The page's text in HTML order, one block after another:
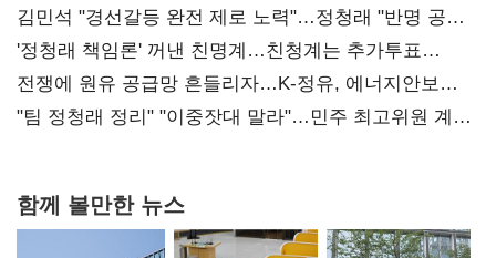
김민석 "경선갈등 완전 제로 노력"…정청래 "반명 공세
사과부터"
'정청래 책임론' 꺼낸 친명계…친청계는 추가투표
때리기
전쟁에 원유 공급망 흔들리자…K-정유, 에너지안보
핵심으로 재부상
"팀 정청래 정리" "이중잣대 말라"…민주 최고위원 계파
함께 볼만한 뉴스